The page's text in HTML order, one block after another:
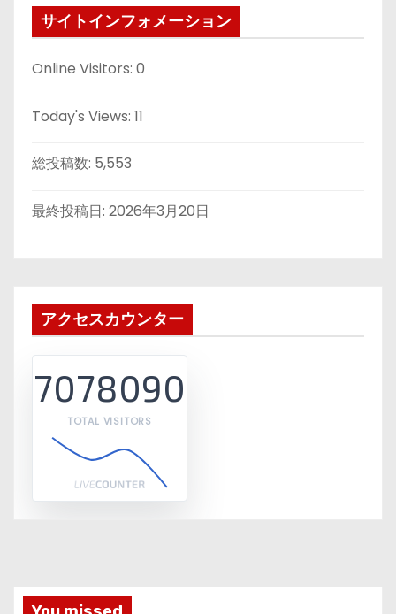
サイトインフォメーション
Online Visitors: 0
Today's Views: 11
総投稿数: 5,553
最終投稿日: 2026年3月20日
アクセスカウンター
7078090
TOTAL VISITORS